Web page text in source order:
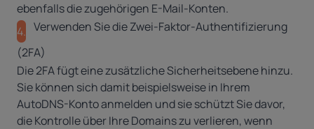
ebenfalls die zugehörigen E-Mail-Konten.
4. Verwenden Sie die Zwei-Faktor-Authentifizierung
(2FA)
Die 2FA fügt eine zusätzliche Sicherheitsebene hinzu.
Sie können sich damit beispielsweise in Ihrem
AutoDNS-Konto anmelden und sie schützt Sie davor,
die Kontrolle über Ihre Domains zu verlieren, wenn